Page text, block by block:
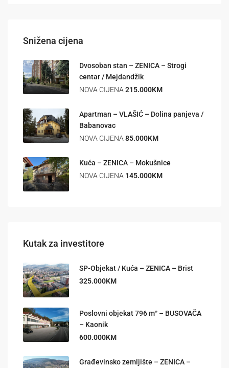
Snižena cijena
Dvosoban stan – ZENICA – Strogi
centar / Mejdandžik
NOVA CIJENA 215.000KM
Apartman – VLAŠIĆ – Dolina panjeva /
Babanovac
NOVA CIJENA 85.000KM
Kuća – ZENICA – Mokušnice
NOVA CIJENA 145.000KM
Kutak za investitore
SP-Objekat / Kuća – ZENICA – Brist
325.000KM
Poslovni objekat 796 m² – BUSOVAČA
– Kaonik
600.000KM
Građevinsko zemljište – ZENICA –